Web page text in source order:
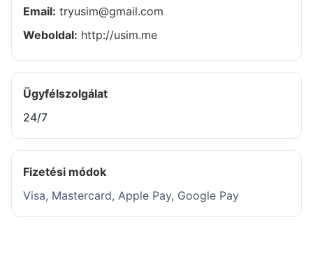
Email: tryusim@gmail.com
Weboldal: http://usim.me
Ügyfélszolgálat
24/7
Fizetési módok
Visa, Mastercard, Apple Pay, Google Pay